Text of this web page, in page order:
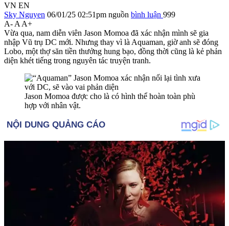
VN EN
Sky Nguyen 06/01/25 02:51pm nguồn bình luận 999
A- A A+
Vừa qua, nam diễn viên Jason Momoa đã xác nhận mình sẽ gia
nhập Vũ trụ DC mới. Nhưng thay vì là Aquaman, giờ anh sẽ đóng
Lobo, một thợ săn tiền thưởng hung bạo, đồng thời cũng là kẻ phản
diện khét tiếng trong nguyên tác truyện tranh.
Jason Momoa được cho là có hình thể hoàn toàn phù
hợp với nhân vật.